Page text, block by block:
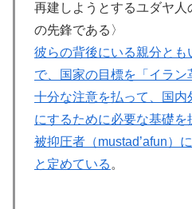
再建しようとするユダヤ
の先鋒である〉
彼らの背後にいる親分と
で、国家の目標を「イラン
十分な注意を払って、国内
にするために必要な基礎
被抑圧者（mustad’afun）
と定めている 。